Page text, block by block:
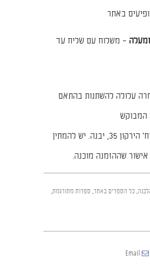
באתר
– משלוח עם שליח עד
עלולה להשתנות בהתאם
המבוקש
* איסוף ללא עלות מרח׳ הירקון 35, יבנה. יש להמתין
, כל הספרים באתר, ספרות מתורגמת,
Email